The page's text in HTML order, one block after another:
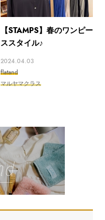
【STAMPS】春のワンピー
ススタイル♪
2024.04.03
flatand
マルヤマクラス